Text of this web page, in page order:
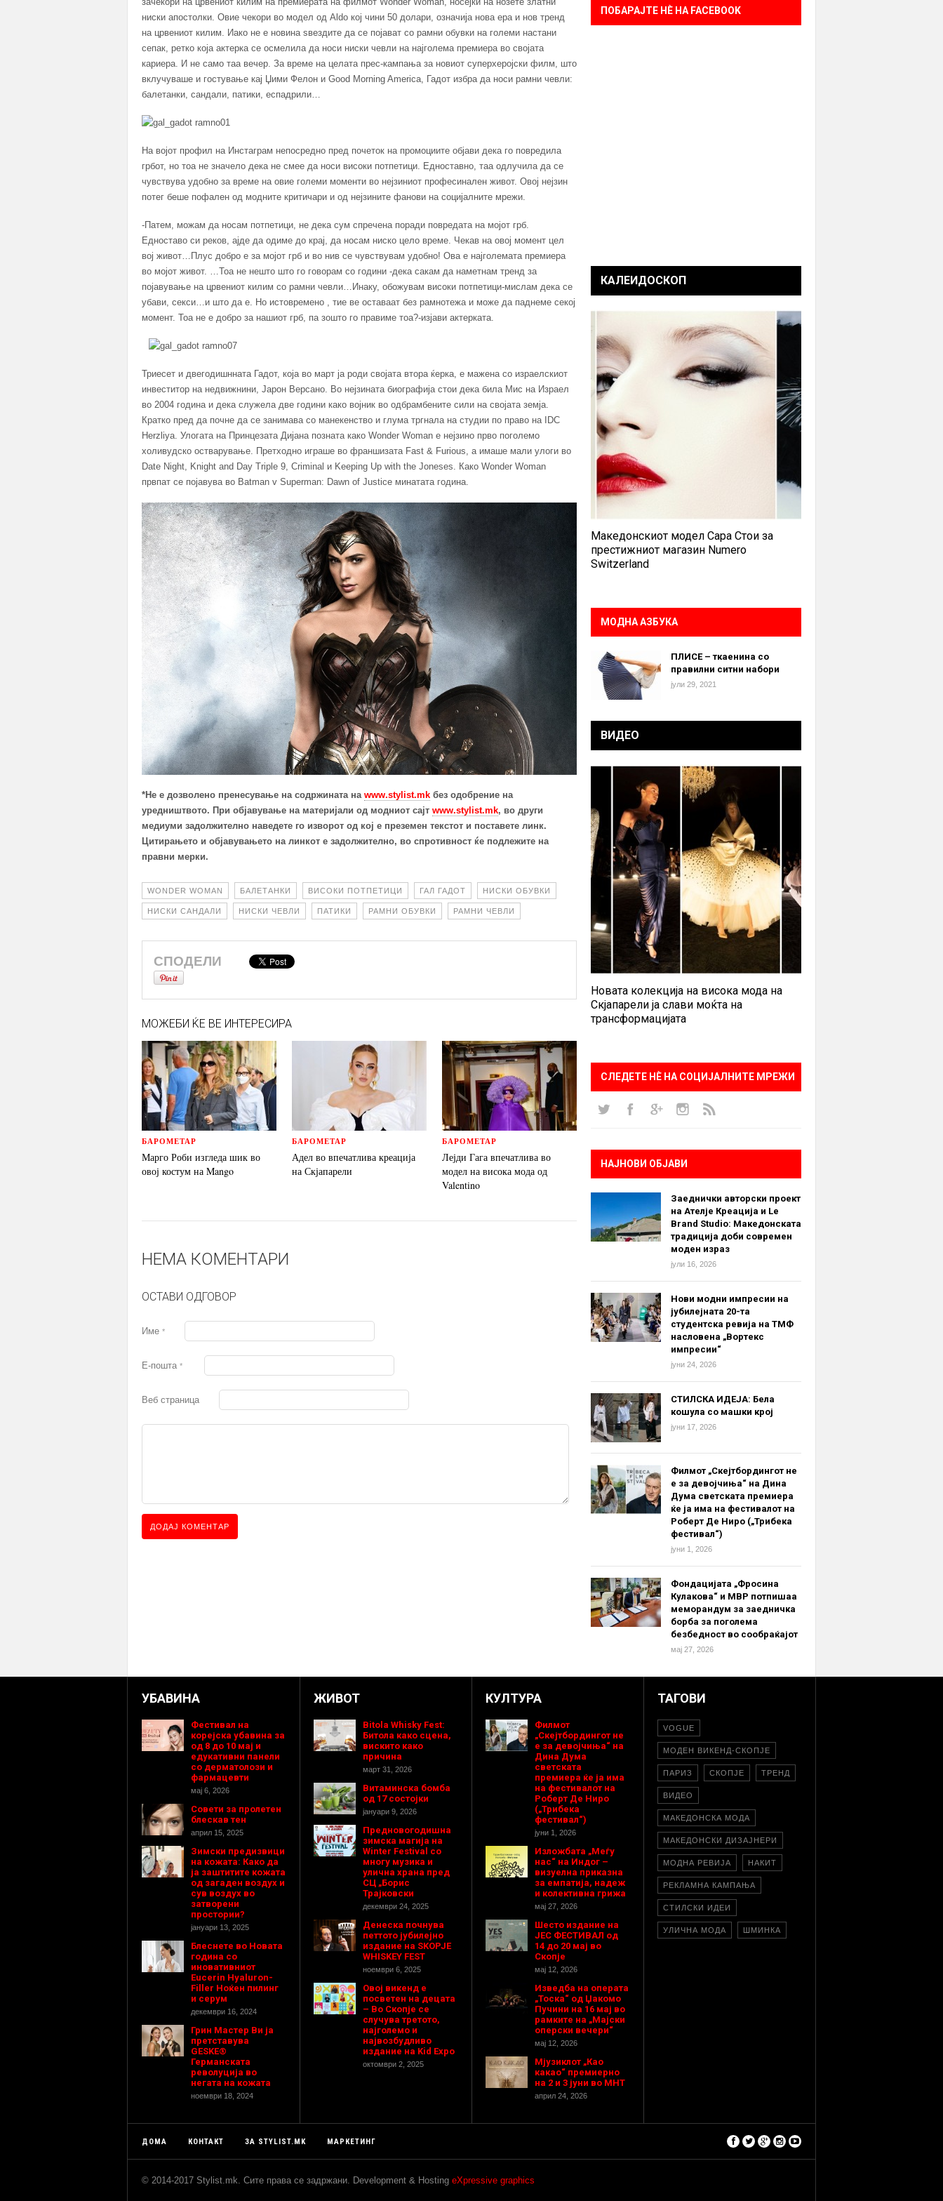
ниски апостолки. Овие чекори во модел од Aldo кој чини 50 долари, означија нова ера и нов тренд
на црвениот килим. Иако не е новина ѕвездите да се појават со рамни обувки на големи настани
сепак, ретко која актерка се осмелила да носи ниски чевли на најголема премиера во својата
кариера. И не само таа вечер. За време на целата прес-кампања за новиот суперхеројски филм, што
вклучуваше и гостување кај Џими Фелон и Good Morning America, Гадот избра да носи рамни чевли:
балетанки, сандали, патики, еспадрили…
На војот профил на Инстаграм непосредно пред почеток на промоциите објави дека го повредила
грбот, но тоа не значело дека не смее да носи високи потпетици. Едноставно, таа одлучила да се
чувствува удобно за време на овие големи моменти во нејзиниот професинален живот. Овој нејзин
потег беше пофален од модните критичари и од нејзините фанови на социјалните мрежи.
-Патем, можам да носам потпетици, не дека сум спречена поради повредата на мојот грб.
Едноставо си реков, ајде да одиме до крај, да носам ниско цело време. Чекав на овој момент цел
вој живот…Плус добро е за мојот грб и во нив се чувствувам удобно! Ова е најголемата премиера
во мојот живот. …Тоа не нешто што го говорам со години -дека сакам да наметнам тренд за
појавување на црвениот килим со рамни чевли…Инаку, обожувам високи потпетици-мислам дека се
убави, секси…и што да е. Но истовремено , тие ве оставаат без рамнотежа и може да паднеме секој
момент. Тоа не е добро за нашиот грб, па зошто го правиме тоа?-изјави актерката.
Триесет и двегодишнната Гадот, која во март ја роди својата втора ќерка, е мажена со израелскиот
инвеститор на недвижнини, Јарон Версано. Во нејзината биографија стои дека била Мис на Израел
во 2004 година и дека служела две години како војник во одбрамбените сили на својата земја.
Кратко пред да почне да се занимава со манекенство и глума тргнала на студии по право на IDC
Herzliya. Улогата на Принцезата Дијана позната како Wonder Woman е нејзино прво поголемо
холивудско остварување. Претходно играше во франшизата Fast & Furious, а имаше мали улоги во
Date Night, Knight and Day Triple 9, Criminal и Keeping Up with the Joneses. Како Wonder Woman
првпат се појавува во Batman v Superman: Dawn of Justice минатата година.
*Не е дозволено пренесување на содржината на www.stylist.mk без одобрение на
уредништвото. При објавување на материјали од модниот сајт www.stylist.mk, во други
медиуми задолжително наведете го изворот од кој е преземен текстот и поставете линк.
Цитирањето и објавувањето на линкот е задолжително, во спротивност ќе подлежите на
правни мерки.
WONDER WOMAN БАЛЕТАНКИ ВИСОКИ ПОТПЕТИЦИ ГАЛ ГАДОТ НИСКИ ОБУВКИ
НИСКИ САНДАЛИ НИСКИ ЧЕВЛИ ПАТИКИ РАМНИ ОБУВКИ РАМНИ ЧЕВЛИ
СПОДЕЛИ
МОЖЕБИ ЌЕ ВЕ ИНТЕРЕСИРА
БАРОМЕТАР
Марго Роби изгледа шик во
овој костум на Mango
БАРОМЕТАР
Адел во впечатлива креација
на Скјапарели
БАРОМЕТАР
Лејди Гага впечатлива во
модел на висока мода од
Valentino
НЕМА КОМЕНТАРИ
ОСТАВИ ОДГОВОР
Име *
Е-пошта *
Веб страница
ПОБАРАЈТЕ НÈ НА FACEBOOK
КАЛЕИДОСКОП
Македонскиот модел Сара Стои за
престижниот магазин Numero
Switzerland
МОДНА АЗБУКА
ПЛИСЕ – ткаенина со
правилни ситни набори
јули 29, 2021
ВИДЕО
Новата колекција на висока мода на
Скјапарели ја слави моќта на
трансформацијата
СЛЕДЕТЕ НÈ НА СОЦИЈАЛНИТЕ МРЕЖИ
НАЈНОВИ ОБЈАВИ
Заеднички авторски проект
на Ателје Креација и Le
Brand Studio: Македонската
традиција доби современ
моден израз
јули 16, 2026
Нови модни импресии на
јубилејната 20-та
студентска ревија на ТМФ
насловена „Вортекс
импресии“
јуни 24, 2026
СТИЛСКА ИДЕЈА: Бела
кошула со машки крој
јуни 17, 2026
Филмот „Скејтбордингот не
е за девојчиња“ на Дина
Дума светската премиера
ќе ја има на фестивалот на
Роберт Де Ниро („Трибека
фестивал“)
јуни 1, 2026
Фондацијата „Фросина
Кулакова“ и МВР потпишаа
меморандум за заедничка
борба за поголема
безбедност во сообраќајот
мај 27, 2026
УБАВИНА
Фестивал на
корејска убавина за
од 8 до 10 мај и
едукативни панели
со дерматолози и
фармацевти
мај 6, 2026
Совети за пролетен
блескав тен
април 15, 2025
Зимски предизвици
на кожата: Како да
ја заштитите кожата
од загаден воздух и
сув воздух во
затворени
простории?
јануари 13, 2025
Блеснете во Новата
година со
иновативниот
Eucerin Hyaluron-
Filler Ноќен пилинг
и серум
декември 16, 2024
Грин Мастер Ви ја
претставува
GESKE®
Германската
револуција во
негата на кожата
ноември 18, 2024
ЖИВОТ
Bitola Whisky Fest:
Битола како сцена,
вискито како
причина
март 31, 2026
Витаминска бомба
од 17 состојки
јануари 9, 2026
Предновогодишнa
зимска магија на
Winter Festival со
многу музика и
улична храна пред
СЦ „Борис
Трајковски
декември 24, 2025
Денеска почнува
петтото јубилејно
издание на SKOPJE
WHISKEY FEST
ноември 6, 2025
Овој викенд е
посветен на децата
– Во Скопје се
случува третото,
најголемо и
највозбудливо
издание на Kid Expo
октомври 2, 2025
КУЛТУРА
Филмот
„Скејтбордингот не
е за девојчиња“ на
Дина Дума
светската
премиера ќе ја има
на фестивалот на
Роберт Де Ниро
(„Трибека
фестивал“)
јуни 1, 2026
Изложбата „Меѓу
нас“ на Индог –
визуелна приказна
за емпатија, надеж
и колективна грижа
мај 27, 2026
Шесто издание на
ЈЕС ФЕСТИВАЛ од
14 до 20 мај во
Скопје
мај 12, 2026
Изведба на операта
„Тоска“ од Џакомо
Пучини на 16 мај во
рамките на „Мајски
оперски вечери“
мај 12, 2026
Мјузиклот „Као
какао“ премиерно
на 2 и 3 јуни во МНТ
април 24, 2026
ТАГОВИ
VOGUE
МОДЕН ВИКЕНД-СКОПЈЕ
ПАРИЗ СКОПЈЕ ТРЕНД
ВИДЕО
МАКЕДОНСКА МОДА
МАКЕДОНСКИ ДИЗАЈНЕРИ
МОДНА РЕВИЈА НАКИТ
РЕКЛАМНА КАМПАЊА
СТИЛСКИ ИДЕИ
УЛИЧНА МОДА ШМИНКА
ДОМА КОНТАКТ ЗА STYLIST.MK МАРКЕТИНГ
© 2014-2017 Stylist.mk. Сите права се задржани. Development & Hosting eXpressive graphics